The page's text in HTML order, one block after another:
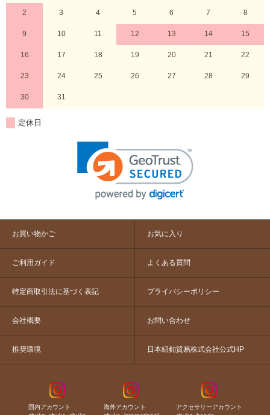
2 3 4 5 6 7 8
9 10 11 12 13 14 15
16 17 18 19 20 21 22
23 24 25 26 27 28 29
30 31
定休日
お買い物かご お気に入り
ご利用ガイド よくある質問
特定商取引法に基づく表記 プライバシーポリシー
会社概要 お問い合わせ
推奨環境 日本紐釦貿易株式会社公式HP
国内アカウント
海外アカウント
アクセサリーアカウント